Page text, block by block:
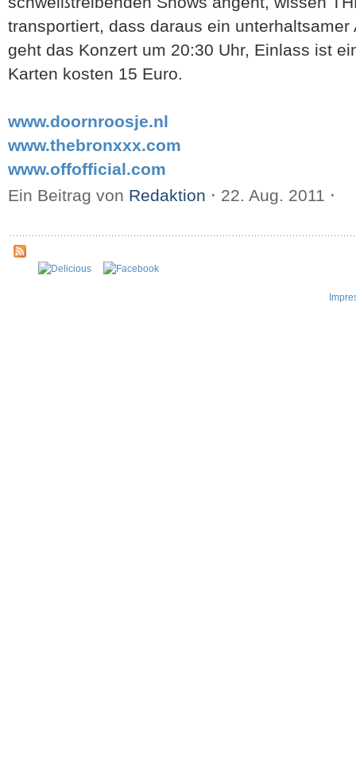
transportiert, dass daraus ein
geht das Konzert um 20:30 Uhr, Einlass ist
Karten kosten 15 Euro.
www.doornroosje.nl
www.thebronxxx.com
www.offofficial.com
Ein Beitrag von Redaktion ⋅ 22. Aug. 2011 ⋅